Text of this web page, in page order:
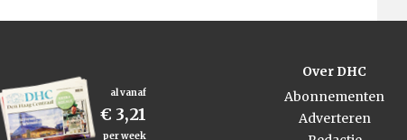
al vanaf
€ 3,21
per week
Over DHC
Abonnementen
Adverteren